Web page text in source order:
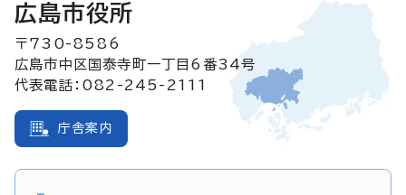
広島市役所
〒730-8586
広島市中区国泰寺町一丁目6番34号
代表電話：082-245-2111
庁舎案内